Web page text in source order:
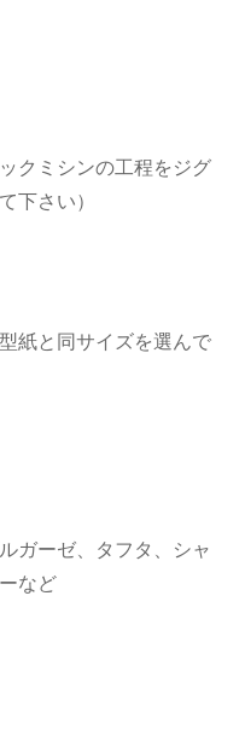
クミシンの工程をジグ
下さい）
紙と同サイズを選んで
ガーゼ、タフタ、シャ
など